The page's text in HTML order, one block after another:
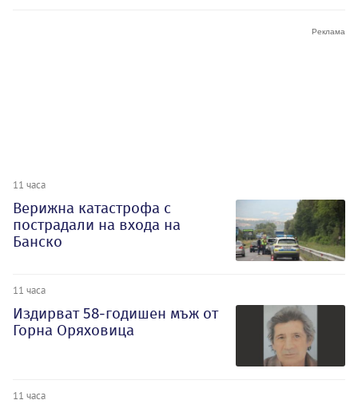
11 часа
Верижна катастрофа с
пострадали на входа на
Банско
11 часа
Издирват 58-годишен мъж от
Горна Оряховица
11 часа